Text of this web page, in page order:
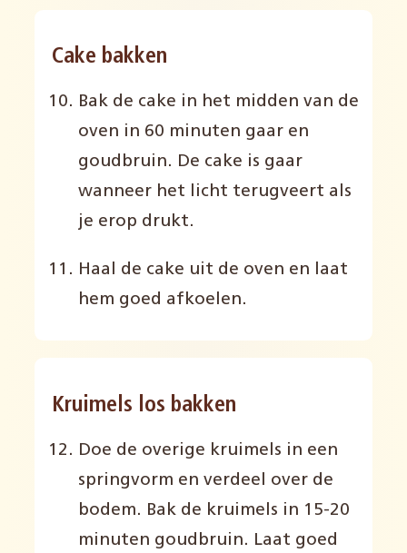
Cake bakken
Bak de cake in het midden van de
oven in 60 minuten gaar en
goudbruin. De cake is gaar
wanneer het licht terugveert als
je erop drukt.
Haal de cake uit de oven en laat
hem goed afkoelen.
Kruimels los bakken
Doe de overige kruimels in een
springvorm en verdeel over de
bodem. Bak de kruimels in 15-20
minuten goudbruin. Laat goed